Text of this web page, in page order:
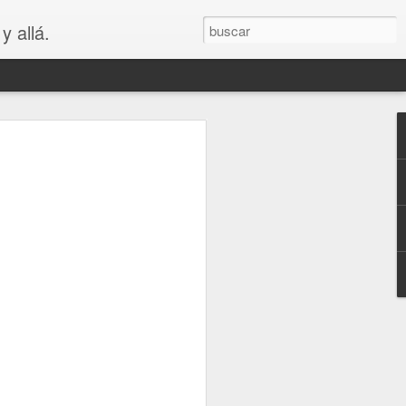
allá.
ver que es bastante cierto.